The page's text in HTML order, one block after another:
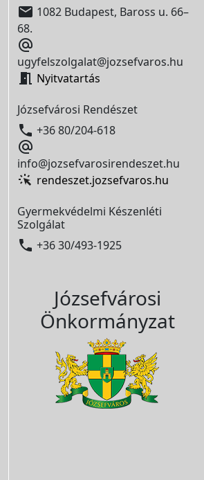
 1082 Budapest, Baross u. 66–
68.

ugyfelszolgalat@jozsefvaros.hu
 Nyitvatartás
Józsefvárosi Rendészet
 +36 80/204-618

info@jozsefvarosirendeszet.hu
rendeszet.jozsefvaros.hu
Gyermekvédelmi Készenléti
Szolgálat
 +36 30/493-1925
Józsefvárosi
Önkormányzat